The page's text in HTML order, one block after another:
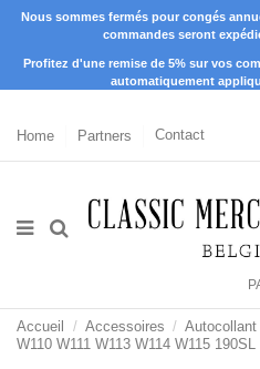
Nous sommes fermés pour congés
commandes seront
Profitez d'une remise de 5% sur vos
automatiquement
Home Partners Contact
Accueil Accessoires
Autocollant
W110 W111 W113 W114 W115 190SL